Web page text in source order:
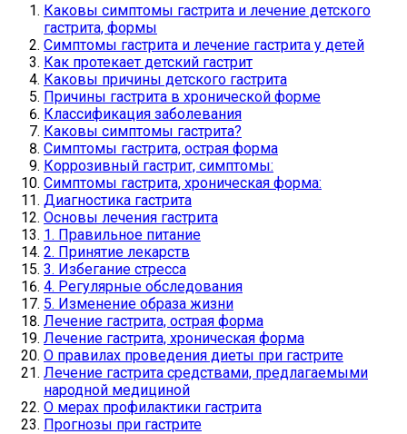
Каковы симптомы гастрита и лечение детского
гастрита, формы
Симптомы гастрита и лечение гастрита у детей
Как протекает детский гастрит
Каковы причины детского гастрита
Причины гастрита в хронической форме
Классификация заболевания
Каковы симптомы гастрита?
Симптомы гастрита, острая форма
Коррозивный гастрит, симптомы:
Симптомы гастрита, хроническая форма:
Диагностика гастрита
Основы лечения гастрита
1. Правильное питание
2. Принятие лекарств
3. Избегание стресса
4. Регулярные обследования
5. Изменение образа жизни
Лечение гастрита, острая форма
Лечение гастрита, хроническая форма
О правилах проведения диеты при гастрите
Лечение гастрита средствами, предлагаемыми
народной медициной
О мерах профилактики гастрита
Прогнозы при гастрите